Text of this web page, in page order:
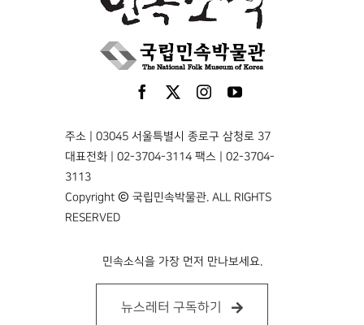
주소 | 03045 서울특별시 종로구 삼청로 37
대표전화 | 02-3704-3114 팩스 | 02-3704-
3113
Copyright © 국립민속박물관. ALL RIGHTS
RESERVED
민속소식을 가장 먼저 만나보세요.
뉴스레터 구독하기